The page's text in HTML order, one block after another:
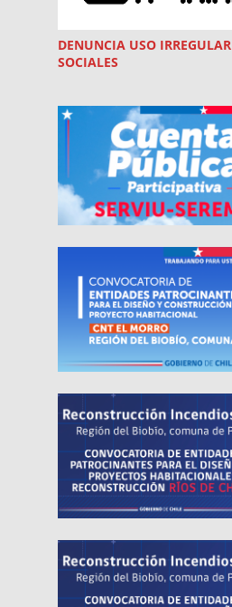
DENUNCIA USO IRREGULAR
SOCIALES